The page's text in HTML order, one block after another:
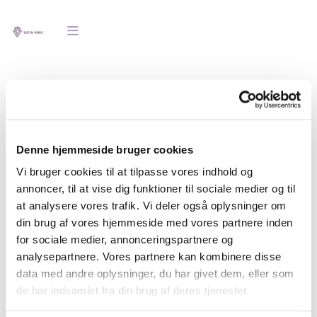
Denne hjemmeside bruger cookies
Vi bruger cookies til at tilpasse vores indhold og
annoncer, til at vise dig funktioner til sociale medier og til
at analysere vores trafik. Vi deler også oplysninger om
din brug af vores hjemmeside med vores partnere inden
for sociale medier, annonceringspartnere og
analysepartnere. Vores partnere kan kombinere disse
data med andre oplysninger, du har givet dem, eller som
de har indsamlet fra din brug af deres tjenester.
Sognecafé
1. Torsdag i hver måned kl. 14.00-16.00
Vi ønsker, at lave et meget varieret program, som deltagerne